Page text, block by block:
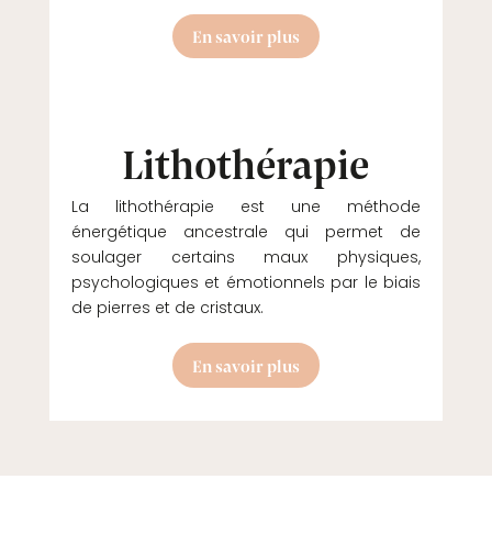
En savoir plus
Lithothérapie
La lithothérapie est une méthode
énergétique ancestrale qui permet de
soulager certains maux physiques,
psychologiques et émotionnels par le biais
de pierres et de cristaux.
En savoir plus